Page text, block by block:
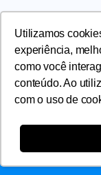
Utilizamos
experiência,
como você
conteúdo. Ao
com o uso de